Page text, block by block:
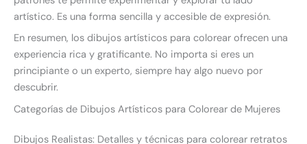
artístico. Es una forma sencilla y accesible de expresión.
En resumen, los dibujos artísticos para colorear ofrecen una
experiencia rica y gratificante. No importa si eres un
principiante o un experto, siempre hay algo nuevo por
descubrir.
Categorías de Dibujos Artísticos para Colorear de Mujeres
Dibujos Realistas: Detalles y técnicas para colorear retratos